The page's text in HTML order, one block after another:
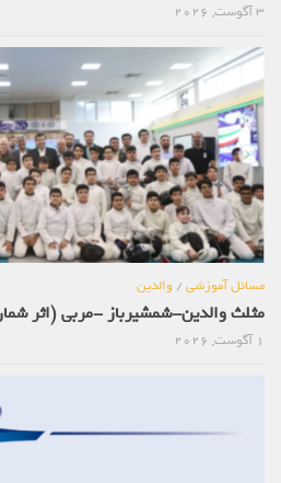
مسائل آموزشی/والدین
مثلث والدین-شمشیرباز -مربی (اثر شماره 854)